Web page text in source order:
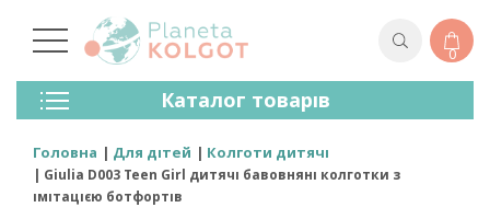
0
Каталог товарів
Колготки
Панчохи
Лосини (легінси)
Шкарпетки Та Гольфи
Головна Для дітей Колготи дитячі
Giulia D003 Teen Girl дитячі бавовняні колготки з
імітацією ботфортів